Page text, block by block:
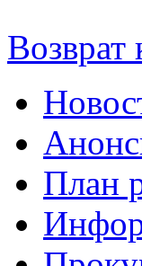
Возврат
План